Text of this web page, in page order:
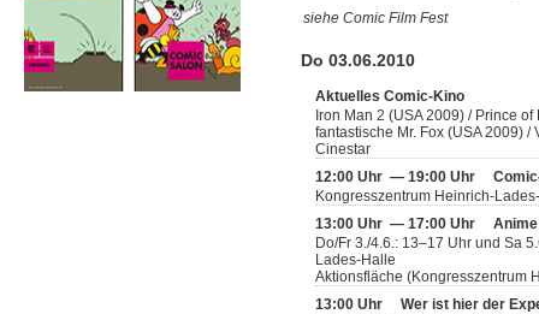
siehe Comic Film Fest
Do 03.06.2010
Aktuelles Comic-Kino
Iron Man 2 (USA 2009) / Prince
fantastische Mr. Fox (USA 2009)
Cinestar
12:00 Uhr — 19:00 Uhr
Kongresszentrum Heinrich-
13:00 Uhr — 17:00 Uhr
Do/Fr 3./4.6.: 13–17 Uhr und Sa
Lades-Halle
Aktionsfläche (Kongresszentrum
13:00 Uhr Wer ist hier der